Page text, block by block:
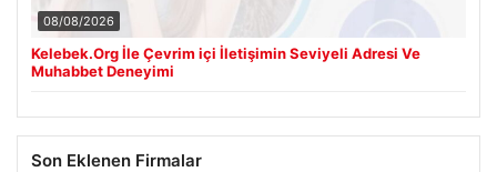
08/08/2026
Kelebek.Org İle Çevrim içi İletişimin Seviyeli Adresi Ve
Muhabbet Deneyimi
Son Eklenen Firmalar